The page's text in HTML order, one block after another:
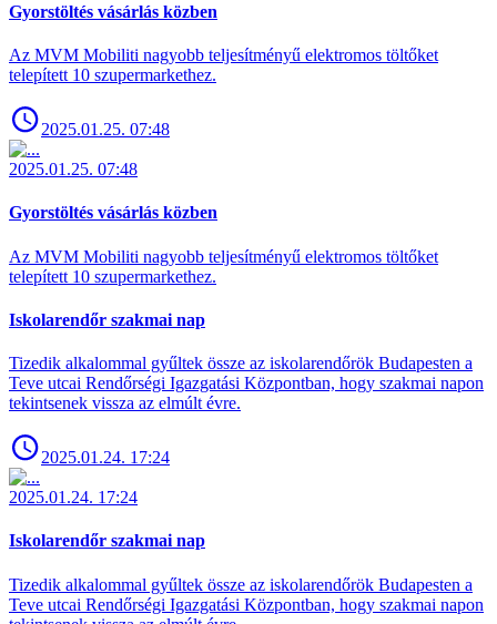
Gyorstöltés vásárlás közben
Az MVM Mobiliti nagyobb teljesítményű elektromos töltőket
telepített 10 szupermarkethez.
2025.01.25. 07:48
2025.01.25. 07:48
Gyorstöltés vásárlás közben
Az MVM Mobiliti nagyobb teljesítményű elektromos töltőket
telepített 10 szupermarkethez.
Iskolarendőr szakmai nap
Tizedik alkalommal gyűltek össze az iskolarendőrök Budapesten a
Teve utcai Rendőrségi Igazgatási Központban, hogy szakmai napon
tekintsenek vissza az elmúlt évre.
2025.01.24. 17:24
2025.01.24. 17:24
Iskolarendőr szakmai nap
Tizedik alkalommal gyűltek össze az iskolarendőrök Budapesten a
Teve utcai Rendőrségi Igazgatási Központban, hogy szakmai napon